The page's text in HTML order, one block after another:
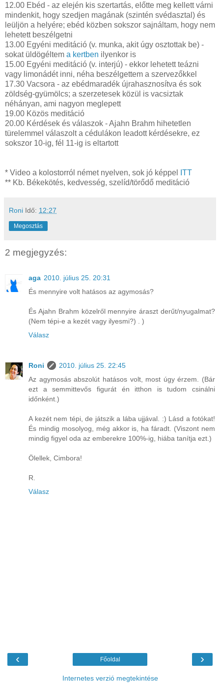
12.00 Ebéd - az elején kis szertartás, előtte meg kellett várni
mindenkit, hogy szedjen magának (szintén svédasztal) és
leüljön a helyére; ebéd közben sokszor sajnáltam, hogy nem
lehetett beszélgetni
13.00 Egyéni meditáció (v. munka, akit úgy osztottak be) -
sokat üldögéltem a kertben ilyenkor is
15.00 Egyéni meditáció (v. interjú) - ekkor lehetett teázni
vagy limonádét inni, néha beszélgettem a szervezőkkel
17.30 Vacsora - az ebédmaradék újrahasznosítva és sok
zöldség-gyümölcs; a szerzetesek közül is vacsiztak
néhányan, ami nagyon meglepett
19.00 Közös meditáció
20.00 Kérdések és válaszok - Ajahn Brahm hihetetlen
türelemmel válaszolt a cédulákon leadott kérdésekre, ez
sokszor 10-ig, fél 11-ig is eltartott
* Video a kolostorról német nyelven, sok jó képpel
ITT
** Kb. Békekötés, kedvesség, szelíd/törődő meditáció
Roni Idő: 12:27
Megosztás
2 megjegyzés:
aga 2010. július 25. 20:31
És mennyire volt hatásos az agymosás?
És Ajahn Brahm közelről mennyire áraszt derűt/nyugalmat?
(Nem tépi-e a kezét vagy ilyesmi?) . )
Válasz
Roni
2010. július 25. 22:45
Az agymosás abszolút hatásos volt, most úgy érzem. (Bár
ezt a semmittevős figurát én itthon is tudom csinálni
időnként.)
A kezét nem tépi, de játszik a lába ujjával. :) Lásd a fotókat!
És mindig mosolyog, még akkor is, ha fáradt. (Viszont nem
mindig figyel oda az emberekre 100%-ig, hiába tanítja ezt.)
Ölellek, Cimbora!
R.
Válasz
‹ ›
Főoldal
Internetes verzió megtekintése